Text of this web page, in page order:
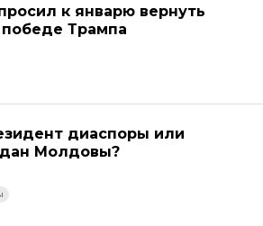
к январю вернуть
Трампа
диаспоры или
Молдовы?